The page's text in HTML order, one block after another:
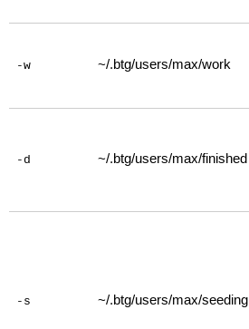
-w ~/.btg/users/max/work
-d ~/.btg/users/max/finished
-s ~/.btg/users/max/seeding